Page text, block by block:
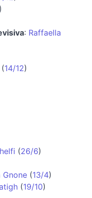
)
: Raffaella
(14/12)
(26/6)
Gnone (13/4)
(19/10)